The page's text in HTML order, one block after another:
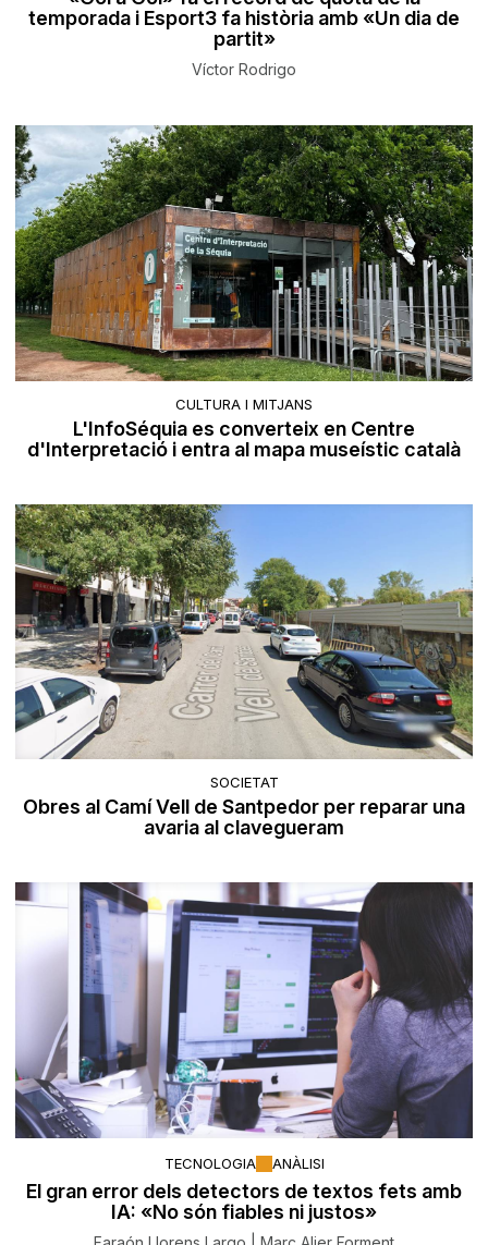
temporada i Esport3 fa història amb «Un dia de
partit»
Víctor Rodrigo
CULTURA I MITJANS
L'InfoSéquia es converteix en Centre
d'Interpretació i entra al mapa museístic català
SOCIETAT
Obres al Camí Vell de Santpedor per reparar una
avaria al clavegueram
TECNOLOGIA ANÀLISI
El gran error dels detectors de textos fets amb
IA: «No són fiables ni justos»